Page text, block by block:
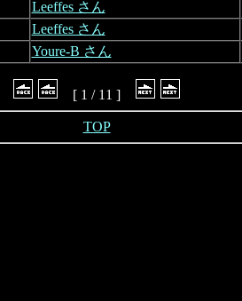
Leeffes さん
Leeffes さん
Youre-B さん
[ 1 / 11 ]
TOP